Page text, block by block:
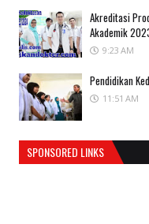
Akreditasi
Akademik
9:23 AM
Pendidikan
11:51 AM
SPONSORED LINKS